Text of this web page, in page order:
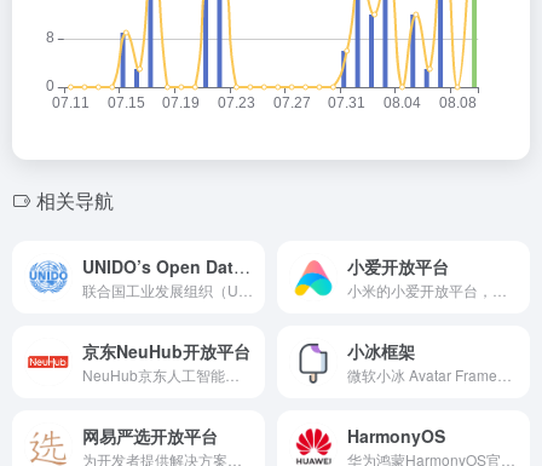
相关导航
UNIDO’s Open Data Platform 小爱开放平台
京东NeuHub开放平台 小冰框架
网易严选开放平台 HarmonyOS